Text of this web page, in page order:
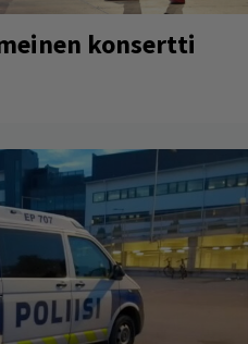
konsertti